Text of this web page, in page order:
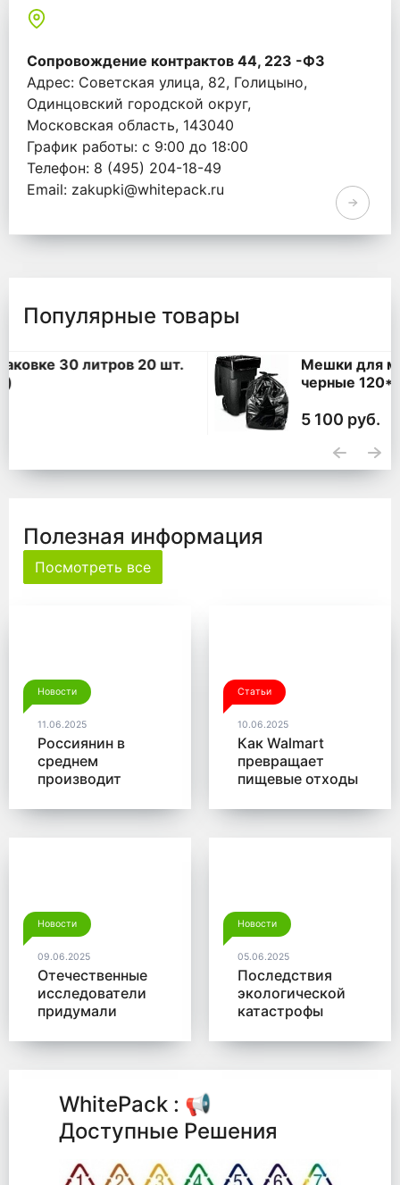
Сопровождение контрактов 44, 223 -ФЗ
Адрес: Советская улица, 82, Голицыно,
Одинцовский городской округ,
Московская область, 143040
График работы: с 9:00 до 18:00
Телефон: 8 (495) 204-18-49
Email: zakupki@whitepack.ru
Популярные товары
Мешки для мусора 360 литров ПВД
черные 120*140, 200 шт. (50 шт * 4
Полезная информация
Посмотреть все
Новости
11.06.2025
Россиянин в
среднем
производит
мусора в год
Статьи
10.06.2025
Как Walmart
превращает
пищевые отходы
Новости
09.06.2025
Отечественные
исследователи
придумали
для утилизации
Новости
05.06.2025
Последствия
экологической
катастрофы
микробы от
WhitePack : 📢
Доступные Решения